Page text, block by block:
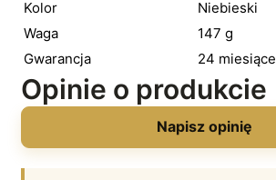
Kolor
Niebieski
Waga
147 g
Gwarancja
24 miesiące
Opinie o produkcie
Napisz opinię